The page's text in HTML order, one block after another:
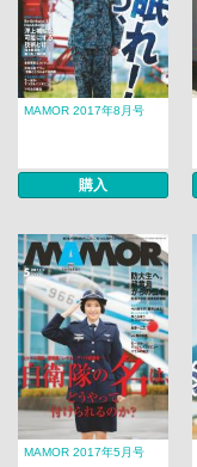
MAMOR 2017年8月号
購入
MAMOR 2017年5月号